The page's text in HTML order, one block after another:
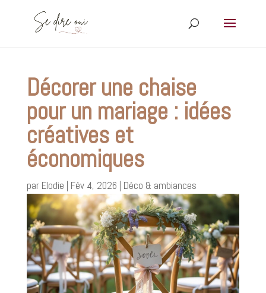
Décorer une chaise
pour un mariage : idées
créatives et
économiques
par Elodie | Fév 4, 2026 | Déco & ambiances